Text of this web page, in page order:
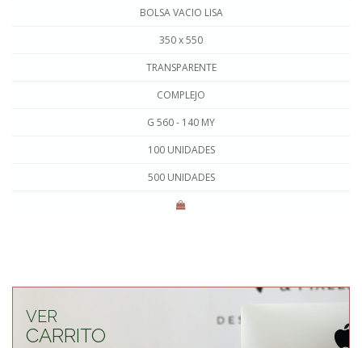
BOLSA VACIO LISA
350 x 550
TRANSPARENTE
COMPLEJO
G 560 - 140 MY
100 UNIDADES
500 UNIDADES
VER
CARRITO